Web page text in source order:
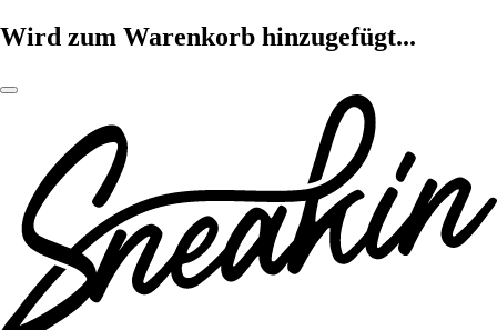
Wird zum Warenkorb hinzugefügt...